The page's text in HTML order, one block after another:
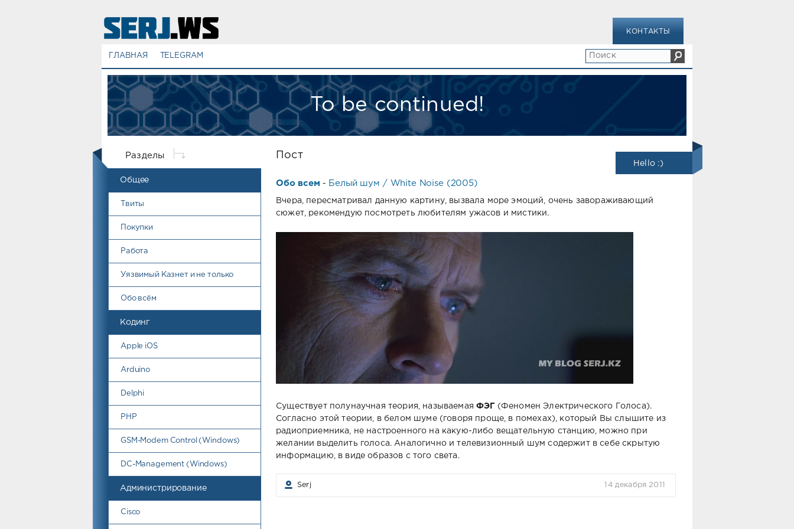
КОНТАКТЫ
ГЛАВНАЯ TELEGRAM
To be continued!
Разделы
Общее
Твиты
Покупки
Работа
Уязвимый Казнет и не только
Обо всём
Кодинг
Apple iOS
Arduino
Delphi
PHP
GSM-Modem Control (Windows)
DC-Management (Windows)
Администрирование
Cisco
Пост
Hello :)
Обо всем - Белый шум / White Noise (2005)
Вчера, пересматривал данную картину, вызвала море эмоций, очень завораживающий
сюжет, рекомендую посмотреть любителям ужасов и мистики.
Существует полунаучная теория, называемаяФЭГ
(Феномен Электрического Голоса).
Согласно этой теории, в белом шуме (говоря проще, в помехах), который Вы слышите из
радиоприемника, не настроенного на какую-либо вещательную станцию, можно при
желании выделить голоса. Аналогично и телевизионный шум содержит в себе скрытую
информацию, в виде образов с того света.
Serj 14 декабря 2011